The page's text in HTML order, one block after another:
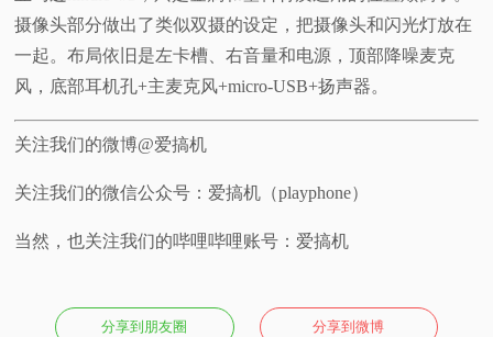
摄像头部分做出了类似双摄的设定，把摄像头和闪光灯放在
一起。布局依旧是左卡槽、右音量和电源，顶部降噪麦克
风，底部耳机孔+主麦克风+micro-USB+扬声器。
关注我们的微博@爱搞机
关注我们的微信公众号：爱搞机（playphone）
当然，也关注我们的哔哩哔哩账号：爱搞机
分享到朋友圈 分享到微博